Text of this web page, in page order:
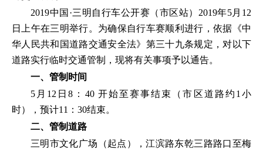
2019中国·三明自行车公开赛（市区站）2019年5月12
日上午在三明举行。为确保自行车赛顺利进行，依据《中
华人民共和国道路交通安全法》第三十九条规定，对以下
道路实行临时交通管制，现将有关事项予以通告。
一、管制时间
5月12日8：40 开始至赛事结束（市区道路约1小
时），预计11：30结束。
二、管制道路
三明市文化广场（起点），江滨路东乾三路路口至梅